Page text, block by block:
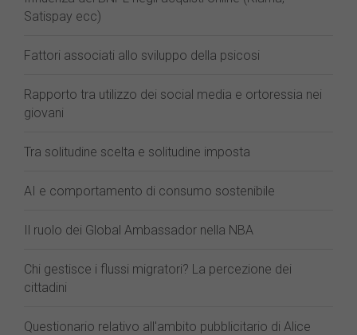
Satispay ecc)
Fattori associati allo sviluppo della psicosi
Rapporto tra utilizzo dei social media e ortoressia nei
giovani
Tra solitudine scelta e solitudine imposta
AI e comportamento di consumo sostenibile
Il ruolo dei Global Ambassador nella NBA
Chi gestisce i flussi migratori? La percezione dei
cittadini
Questionario relativo all'ambito pubblicitario di Alice